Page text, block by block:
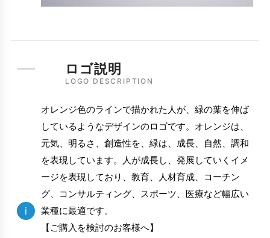
LOGO DESCRIPTION
ロゴ説明
i
オレンジ色のラインで描かれた人が、緑の葉を伸ば
しているようなデザインのロゴです。オレンジは、
元気、明るさ、創造性を、緑は、成長、自然、調和
を表現しています。人が成長し、発展していくイメ
ージを表現しており、教育、人材育成、コーチン
グ、コンサルティング、スポーツ、医療など幅広い
業種に最適です。
【ご購入を検討のお客様へ】